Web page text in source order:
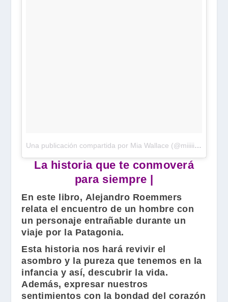
Una publicación compartida por Mia Wallace (@miiiiiawallace)
La historia que te conmoverá
para siempre |
En este libro, Alejandro Roemmers
relata el encuentro de un hombre con
un personaje entrañable durante un
viaje por la Patagonia.
Esta historia nos hará revivir el
asombro y la pureza que tenemos en la
infancia y así, descubrir la vida.
Además, expresar nuestros
sentimientos con la bondad del corazón